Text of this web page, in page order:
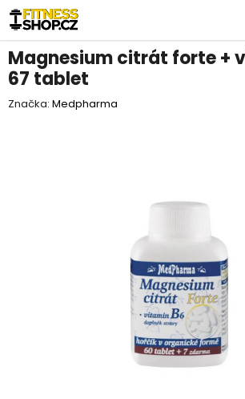
Přejít
na
obsah
Magnesium citrát forte +
67 tablet
Značka: Medpharma